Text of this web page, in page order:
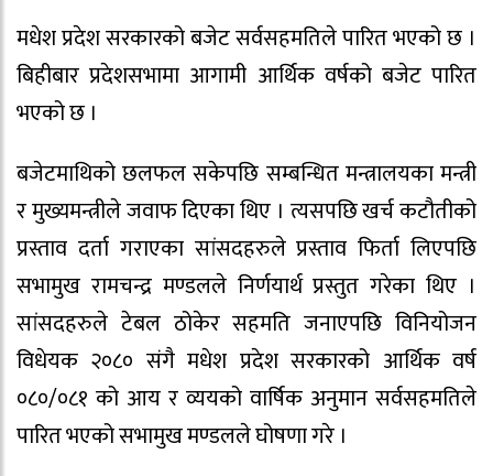
मधेश प्रदेश सरकारको बजेट सर्वसहमतिले पारित भएको छ ।
बिहीबार प्रदेशसभामा आगामी आर्थिक वर्षको बजेट पारित
भएको छ ।
बजेटमाथिको छलफल सकेपछि सम्बन्धित मन्त्रालयका मन्त्री
र मुख्यमन्त्रीले जवाफ दिएका थिए । त्यसपछि खर्च कटौतीको
प्रस्ताव दर्ता गराएका सांसदहरुले प्रस्ताव फिर्ता लिएपछि
सभामुख रामचन्द्र मण्डलले निर्णयार्थ प्रस्तुत गरेका थिए ।
सांसदहरुले टेबल ठोकेर सहमति जनाएपछि विनियोजन
विधेयक २०८० संगै मधेश प्रदेश सरकारको आर्थिक वर्ष
०८०/०८१ को आय र व्ययको वार्षिक अनुमान सर्वसहमतिले
पारित भएको सभामुख मण्डलले घोषणा गरे ।